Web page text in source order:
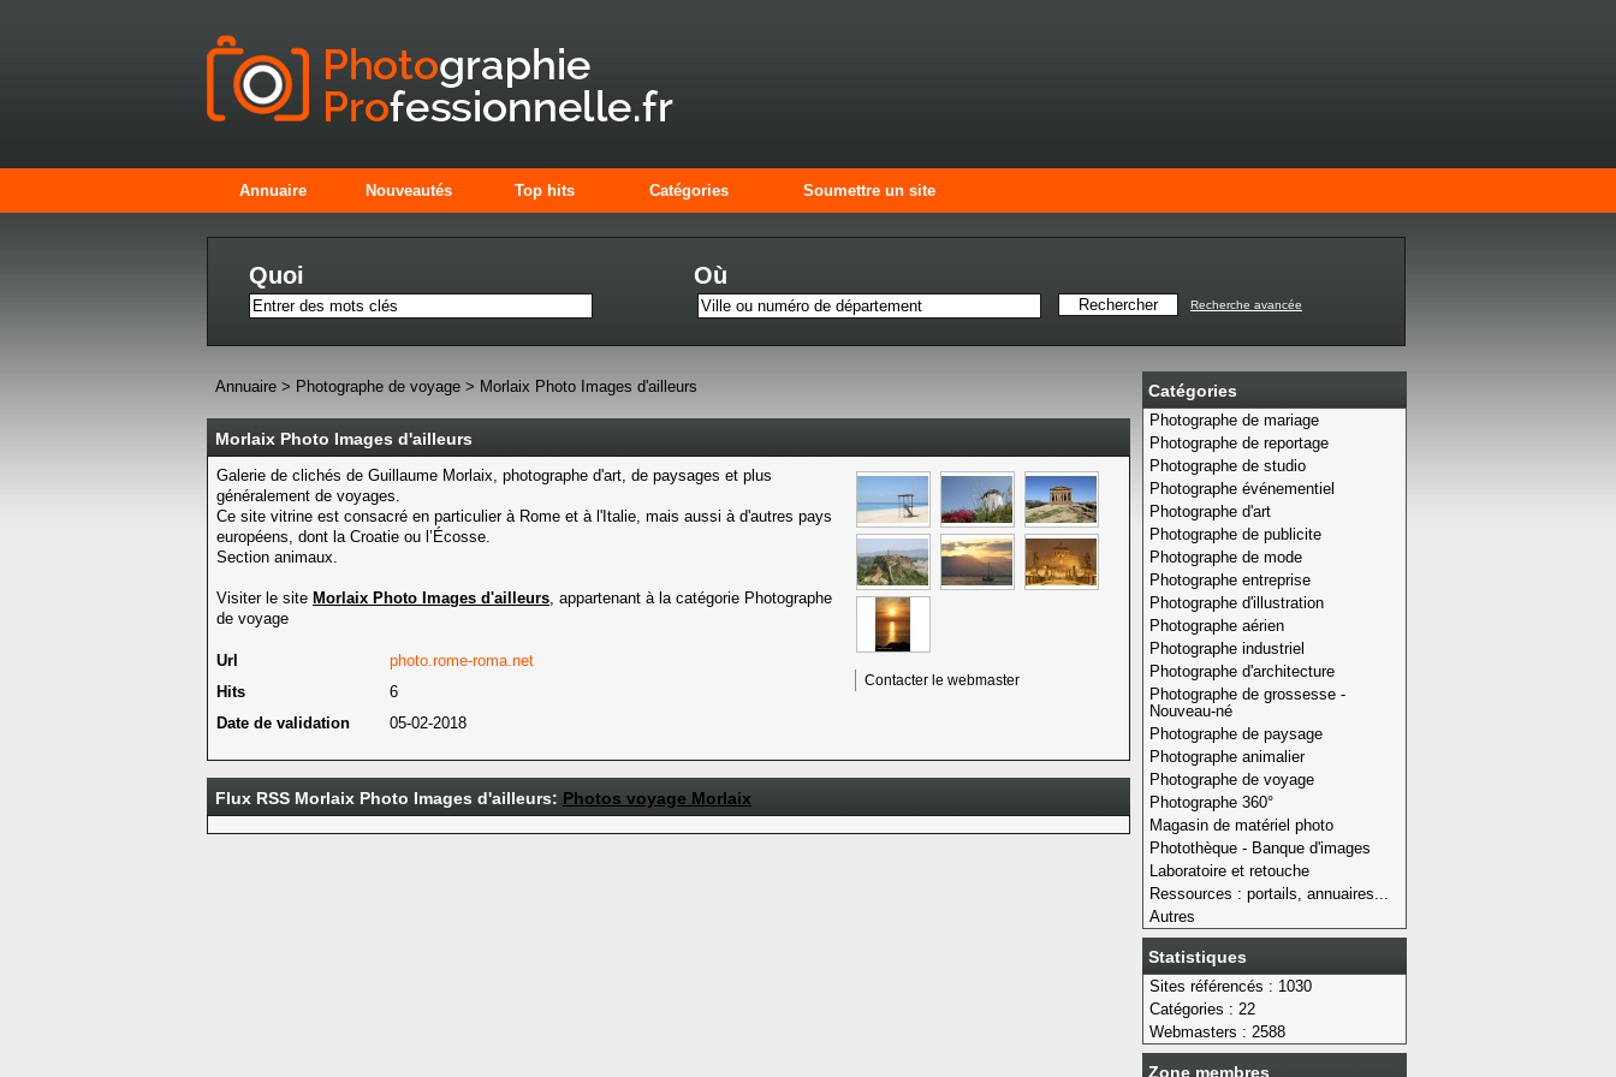
Annuaire Nouveautés Top hits Catégories Soumettre un site
Quoi Où
Recherche avancée
Catégories
Photographe de mariage
Photographe de reportage
Photographe de studio
Photographe événementiel
Photographe d'art
Photographe de publicite
Photographe de mode
Photographe entreprise
Photographe d'illustration
Photographe aérien
Photographe industriel
Photographe d'architecture
Photographe de grossesse -
Nouveau-né
Photographe de paysage
Photographe animalier
Photographe de voyage
Photographe 360°
Magasin de matériel photo
Photothèque - Banque d'images
Laboratoire et retouche
Ressources : portails, annuaires...
Autres
Statistiques
Sites référencés : 1030
Catégories : 22
Webmasters : 2588
Zone membres
Annuaire > Photographe de voyage > Morlaix Photo Images d'ailleurs
Morlaix Photo Images d'ailleurs
Galerie de clichés de Guillaume Morlaix, photographe d'art, de paysages et plus
généralement de voyages.
Ce site vitrine est consacré en particulier à Rome et à l'Italie, mais aussi à d'autres pays
européens, dont la Croatie ou l’Écosse.
Section animaux.
Visiter le site Morlaix Photo Images d'ailleurs, appartenant à la catégorie Photographe
de voyage
Url
photo.rome-roma.net
Hits
6
Date de validation
05-02-2018
Contacter le webmaster
Flux RSS Morlaix Photo Images d'ailleurs: Photos voyage Morlaix